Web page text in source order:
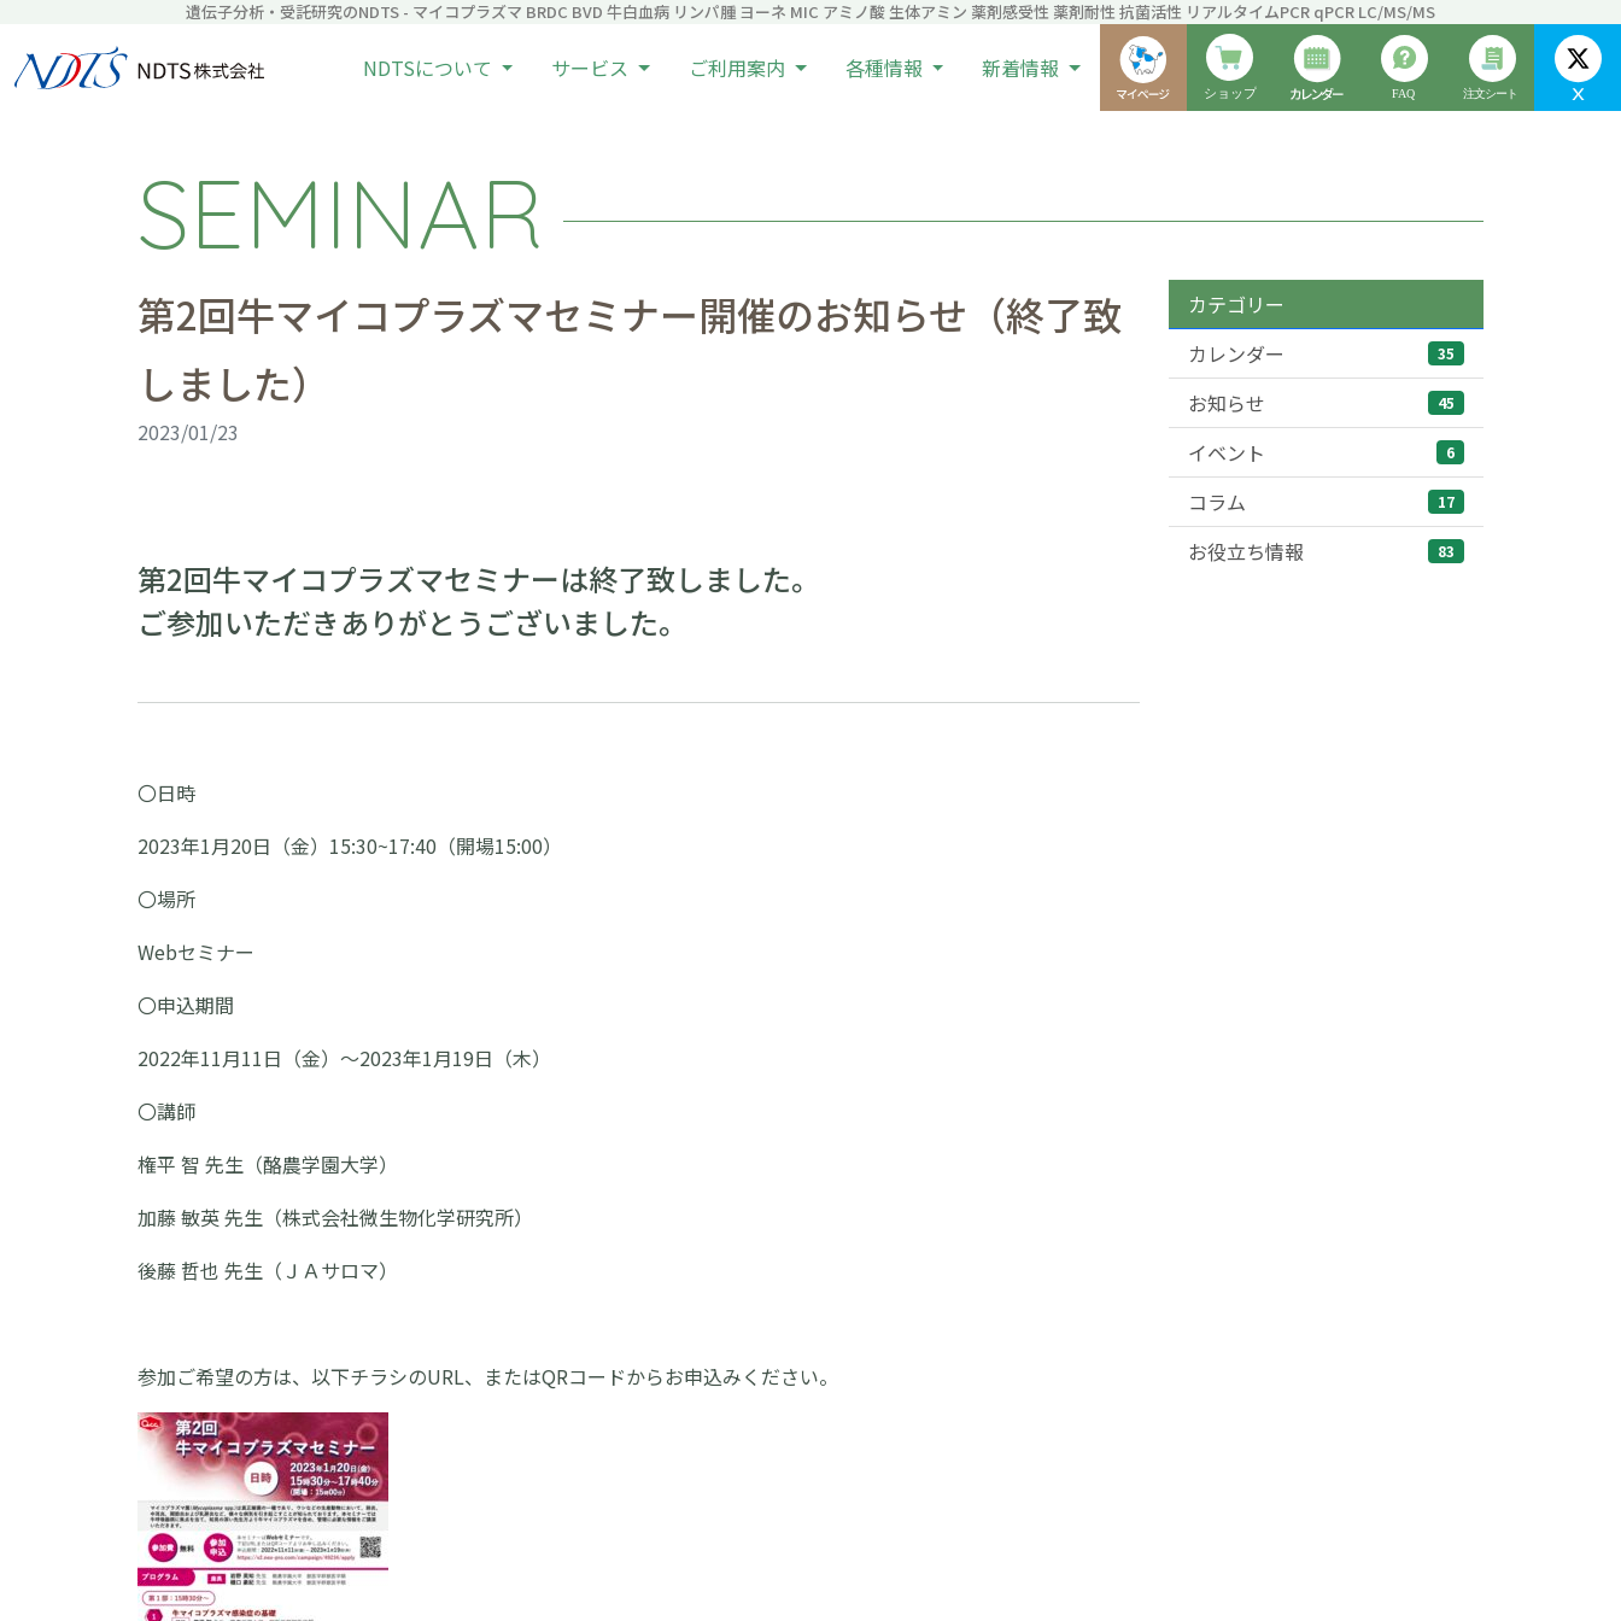
遺伝子分析・受託研究のNDTS - マイコプラズマ BRDC BVD 牛白血病 リンパ腫 ヨーネ MIC アミノ酸 生体アミン 薬剤感受性 薬剤耐性 抗菌活性 リアルタイムPCR qPCR LC/MS/MS
NDTSについて サービス ご利用案内 各種情報 新着情報
SEMINAR
第2回牛マイコプラズマセミナー開催のお知らせ（終了致
しました）
2023/01/23
第2回牛マイコプラズマセミナーは終了致しました。
ご参加いただきありがとうございました。
〇日時
2023年1月20日（金）15:30~17:40（開場15:00）
〇場所
Webセミナー
〇申込期間
2022年11月11日（金）～2023年1月19日（木）
〇講師
権平 智 先生（酪農学園大学）
加藤 敏英 先生（株式会社微生物化学研究所）
後藤 哲也 先生（ＪＡサロマ）
参加ご希望の方は、以下チラシのURL、またはQRコードからお申込みください。
カテゴリー
カレンダー
35
お知らせ 45
イベント 6
コラム 17
お役立ち情報 83